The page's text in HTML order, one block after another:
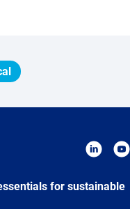
for sustainable